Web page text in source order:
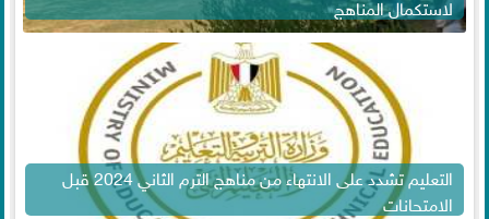
لاستكمال المناهج
التعليم تشدد على الانتهاء من مناهج الترم الثاني 2024 قبل
الامتحانات